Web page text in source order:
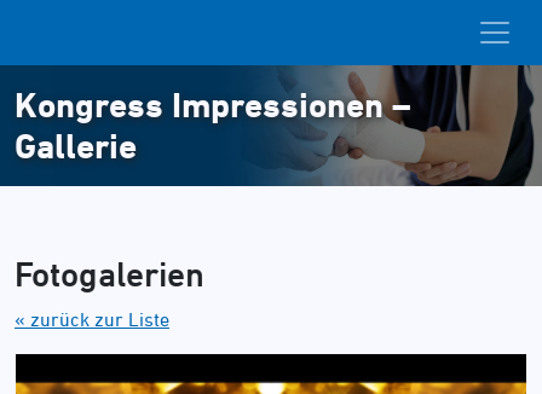
Kongress Impressionen –
Gallerie
Fotogalerien
« zurück zur Liste